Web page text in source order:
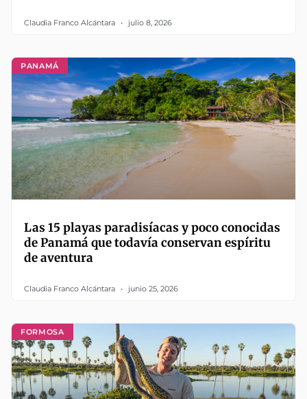
Claudia Franco Alcántara julio 8, 2026
PANAMÁ
Las 15 playas paradisíacas y poco conocidas
de Panamá que todavía conservan espíritu
de aventura
Claudia Franco Alcántara junio 25, 2026
FORMOSA